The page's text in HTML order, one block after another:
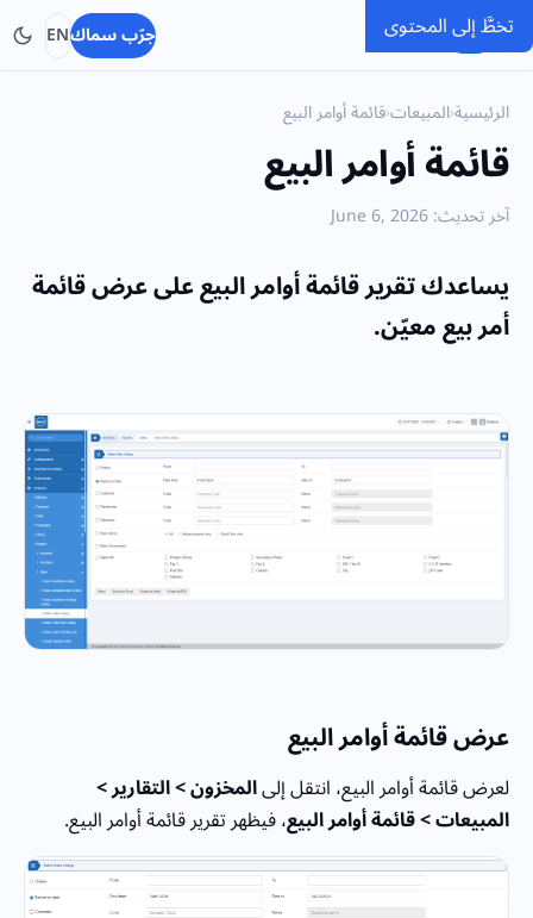
تخطَّ إلى المحتوى
SMACC جرّب سماكEN
الرئيسية›المبيعات›قائمة أوامر البيع
قائمة أوامر البيع
آخر تحديث: June 6, 2026
يساعدك تقرير قائمة أوامر البيع على عرض قائمة
أمر بيع معيّن.
عرض قائمة أوامر البيع
لعرض قائمة أوامر البيع، انتقل إلىالمخزون > التقارير >
المبيعات > قائمة أوامر البيع، فيظهر تقرير قائمة أوامر البيع.